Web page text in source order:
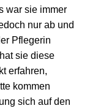
war sie immer
nur ab und
Pflegerin
sie diese
erfahren,
kommen
sich auf den